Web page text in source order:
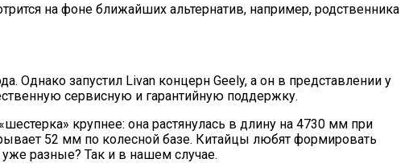
на фоне ближайших альтернатив, например, родственника
Однако запустил Livan концерн Geely, а он в представлении у
сервисную и гарантийную поддержку.
крупнее: она растянулась в длину на 4730 мм при
52 мм по колесной базе. Китайцы любят формировать
разные? Так и в нашем случае.